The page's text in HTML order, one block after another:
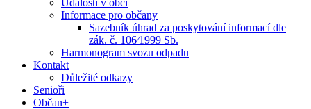
Události v obci
Informace pro občany
Sazebník úhrad za poskytování informací dle
zák. č. 106⁄1999 Sb.
Harmonogram svozu odpadu
Kontakt
Důležité odkazy
Senioři
Občan+